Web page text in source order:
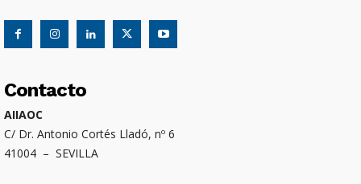
Contacto
AIIAOC
C/ Dr. Antonio Cortés Lladó, nº 6
41004 – SEVILLA